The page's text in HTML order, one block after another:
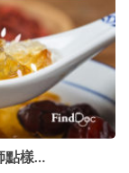
點樣…